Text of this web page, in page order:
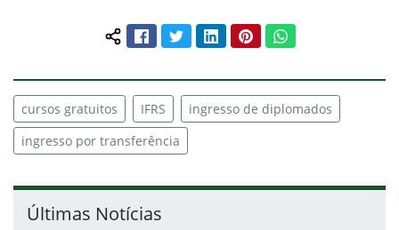
Compartilhar conteúdo:
FacebookTwitterLinkedInPinterestWhatsApp
cursos gratuitos IFRS
ingresso de diplomados
ingresso por transferência
Últimas Notícias